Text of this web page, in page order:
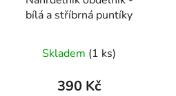
bílá a stříbrná puntíky
Skladem (1 ks)
390 Kč